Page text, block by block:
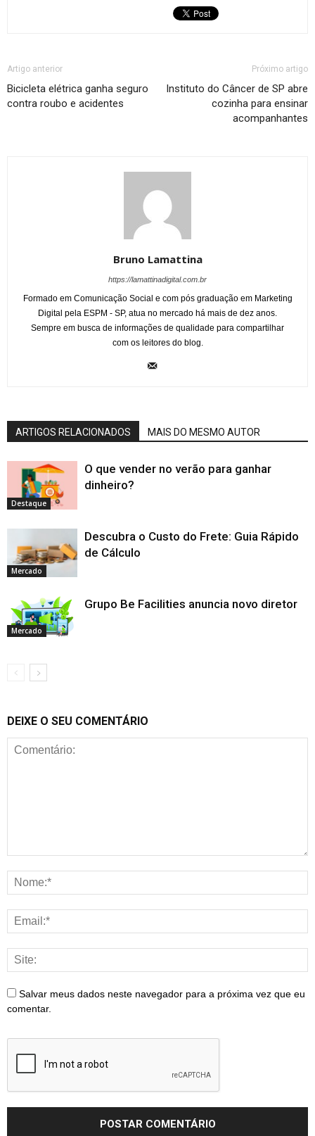
Artigo anterior
Bicicleta elétrica ganha seguro
contra roubo e acidentes
Próximo artigo
Instituto do Câncer de SP abre
cozinha para ensinar
acompanhantes
Bruno Lamattina
https://lamattinadigital.com.br
Formado em Comunicação Social e com pós graduação em Marketing
Digital pela ESPM - SP, atua no mercado há mais de dez anos.
Sempre em busca de informações de qualidade para compartilhar
com os leitores do blog.
ARTIGOS RELACIONADOS MAIS DO MESMO AUTOR
Destaque
O que vender no verão para ganhar
dinheiro?
Mercado
Descubra o Custo do Frete: Guia Rápido
de Cálculo
Mercado
Grupo Be Facilities anuncia novo diretor
DEIXE O SEU COMENTÁRIO
Salvar meus dados neste navegador para a próxima vez que eu
comentar.